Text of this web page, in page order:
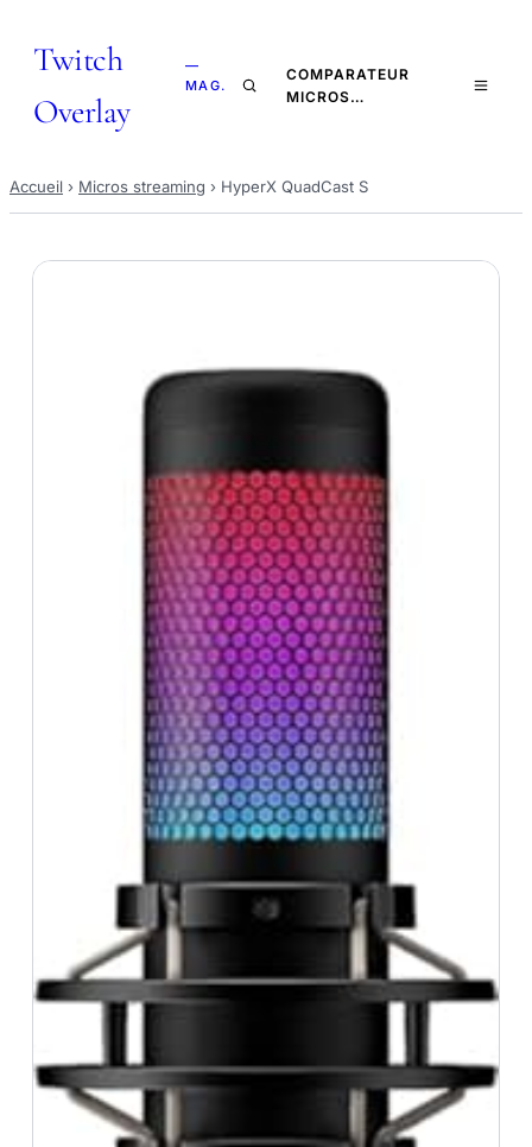
Twitch
Overlay
—
MAG.
COMPARATEUR
MICROS…
Accueil › Micros streaming › HyperX QuadCast S